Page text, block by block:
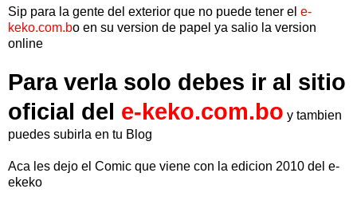
Sip para la gente del exterior que no puede tener el e-
keko.com.bo en su version de papel ya salio la version
online
Para verla solo debes ir al sitio
oficial del e-keko.com.bo y tambien
puedes subirla en tu Blog
Aca les dejo el Comic que viene con la edicion 2010 del e-
ekeko